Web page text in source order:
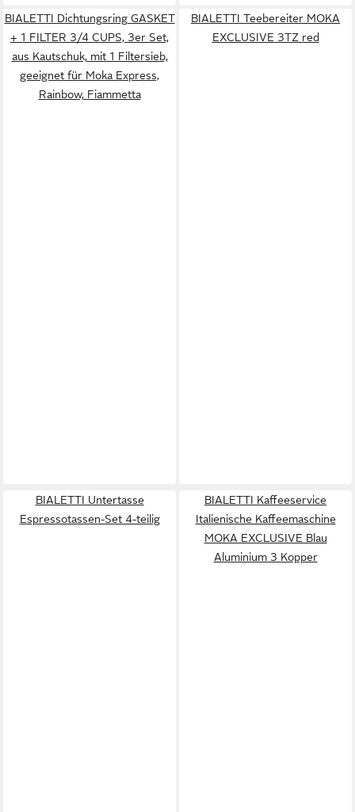
BIALETTI Dichtungsring GASKET
+ 1 FILTER 3/4 CUPS, 3er Set,
aus Kautschuk, mit 1 Filtersieb,
geeignet für Moka Express,
Rainbow, Fiammetta
BIALETTI Teebereiter MOKA
EXCLUSIVE 3TZ red
BIALETTI Untertasse
Espressotassen-Set 4-teilig
BIALETTI Kaffeeservice
Italienische Kaffeemaschine
MOKA EXCLUSIVE Blau
Aluminium 3 Kopper